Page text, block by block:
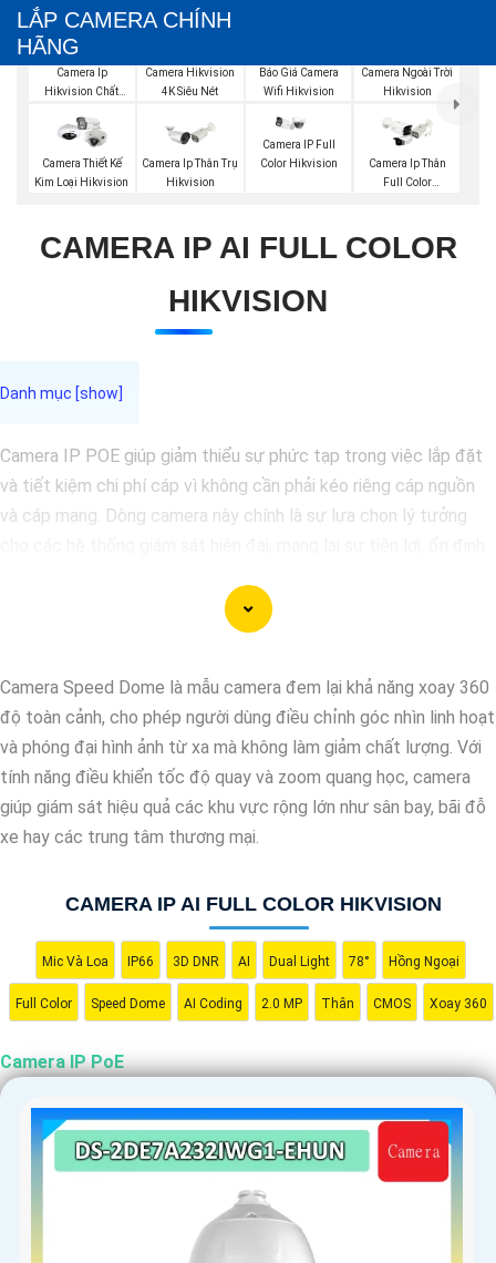
LẮP CAMERA CHÍNH
HÃNG
Camera Ip
Hikvision Chất
Camera Hikvision
4K Siêu Nét
Báo Giá Camera
Wifi Hikvision
Camera Ngoài Trời
Hikvision
Camera Thiết Kế
Kim Loại Hikvision
Camera Ip Thân Trụ
Hikvision
Camera IP Full
Color Hikvision
Camera Ip Thân
Full Color
CAMERA IP AI FULL COLOR
HIKVISION
Camera IP POE giúp giảm thiểu sự phức tạp trong việc lắp đặt
và tiết kiệm chi phí cáp vì không cần phải kéo riêng cáp nguồn
và cáp mạng. Dòng camera này chính là sự lựa chọn lý tưởng
xuất lắp camera IP POE giá rẻ chất lượng dành cho bạn tham
Camera Speed Dome là mẫu camera đem lại khả năng xoay 360
độ toàn cảnh, cho phép người dùng điều chỉnh góc nhìn linh hoạt
và phóng đại hình ảnh từ xa mà không làm giảm chất lượng. Với
tính năng điều khiển tốc độ quay và zoom quang học, camera
giúp giám sát hiệu quả các khu vực rộng lớn như sân bay, bãi đỗ
xe hay các trung tâm thương mại.
CAMERA IP AI FULL COLOR HIKVISION
Mic Và Loa IP66 3D DNR AI Dual Light 78° Hồng Ngoại
Full Color Speed Dome AI Coding 2.0 MP Thân CMOS Xoay 360
Camera IP PoE